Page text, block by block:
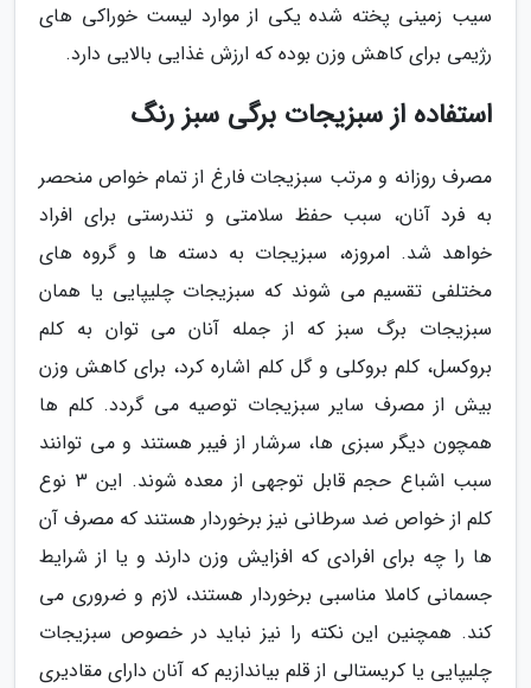
سیب زمینی پخته شده یکی از موارد لیست خوراکی های
رژیمی برای کاهش وزن بوده که ارزش غذایی بالایی دارد.
استفاده از سبزیجات برگی سبز رنگ
مصرف روزانه و مرتب سبزیجات فارغ از تمام خواص منحصر
به فرد آنان، سبب حفظ سلامتی و تندرستی برای افراد
خواهد شد. امروزه، سبزیجات به دسته ها و گروه های
مختلفی تقسیم می شوند که سبزیجات چلیپایی یا همان
سبزیجات برگ سبز که از جمله آنان می توان به کلم
بروکسل، کلم بروکلی و گل کلم اشاره کرد، برای کاهش وزن
بیش از مصرف سایر سبزیجات توصیه می گردد. کلم ها
همچون دیگر سبزی ها، سرشار از فیبر هستند و می توانند
سبب اشباع حجم قابل توجهی از معده شوند. این 3 نوع
کلم از خواص ضد سرطانی نیز برخوردار هستند که مصرف آن
ها را چه برای افرادی که افزایش وزن دارند و یا از شرایط
جسمانی کاملا مناسبی برخوردار هستند، لازم و ضروری می
کند. همچنین این نکته را نیز نباید در خصوص سبزیجات
چلیپایی یا کریستالی از قلم بیاندازیم که آنان دارای مقادیری